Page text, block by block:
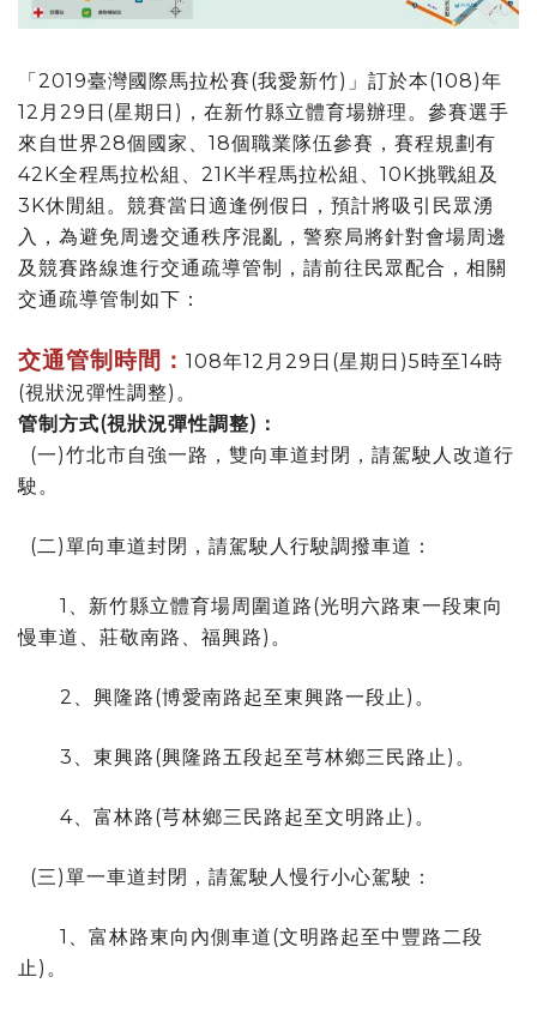
「2019臺灣國際馬拉松賽(我愛新竹)」訂於本(108)年
12月29日(星期日)，在新竹縣立體育場辦理。參賽選手
來自世界28個國家、18個職業隊伍參賽，賽程規劃有
42K全程馬拉松組、21K半程馬拉松組、10K挑戰組及
3K休閒組。競賽當日適逢例假日，預計將吸引民眾湧
入，為避免周邊交通秩序混亂，警察局將針對會場周邊
及競賽路線進行交通疏導管制，請前往民眾配合，相關
交通疏導管制如下：
交通管制時間： 108年12月29日(星期日)5時至14時
(視狀況彈性調整)。
管制方式(視狀況彈性調整)：
(一)竹北市自強一路，雙向車道封閉，請駕駛人改道行
駛。
(二)單向車道封閉，請駕駛人行駛調撥車道：
1、新竹縣立體育場周圍道路(光明六路東一段東向
慢車道、莊敬南路、福興路)。
2、興隆路(博愛南路起至東興路一段止)。
3、東興路(興隆路五段起至芎林鄉三民路止)。
4、富林路(芎林鄉三民路起至文明路止)。
(三)單一車道封閉，請駕駛人慢行小心駕駛：
1、富林路東向內側車道(文明路起至中豐路二段
止)。